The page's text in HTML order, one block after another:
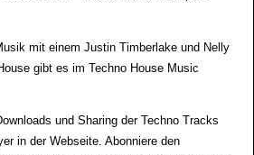
mit einem Justin Timberlake und Nelly
gibt es im Techno House Music
und Sharing der Techno Tracks
in der Webseite. Abonniere den